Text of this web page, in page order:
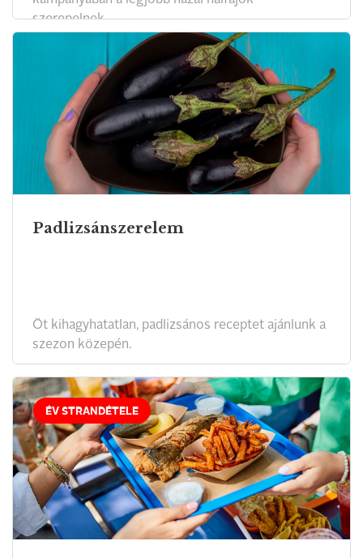
szerepelnek.
Padlizsánszerelem
Öt kihagyhatatlan, padlizsános receptet ajánlunk a
szezon közepén.
ÉV STRANDÉTELE